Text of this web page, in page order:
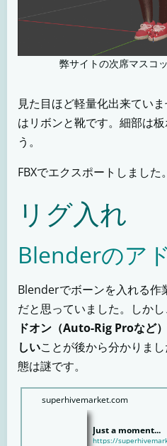
弊サイトの次席マスコ
見た目ほど軽量化出来てい
はリボンと靴です。細部は
う。
FBXでエクスポートしました。
リグ入れ
Blenderのア
Blenderでボーンを入れる作
だと思っていました。しかし
ドオン（Auto-Rig Proなど
しいことが後から分かりま
態は謎です。
superhivemarket.com
Just a moment...
https://